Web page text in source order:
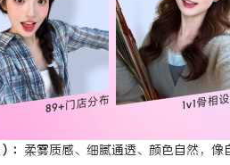
： 柔雾质感、细腻通透、颜色自然，